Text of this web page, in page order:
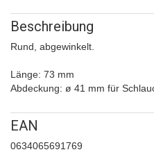
Beschreibung
Rund, abgewinkelt.
Länge: 73 mm
Abdeckung: ø 41 mm für
EAN
0634065691769